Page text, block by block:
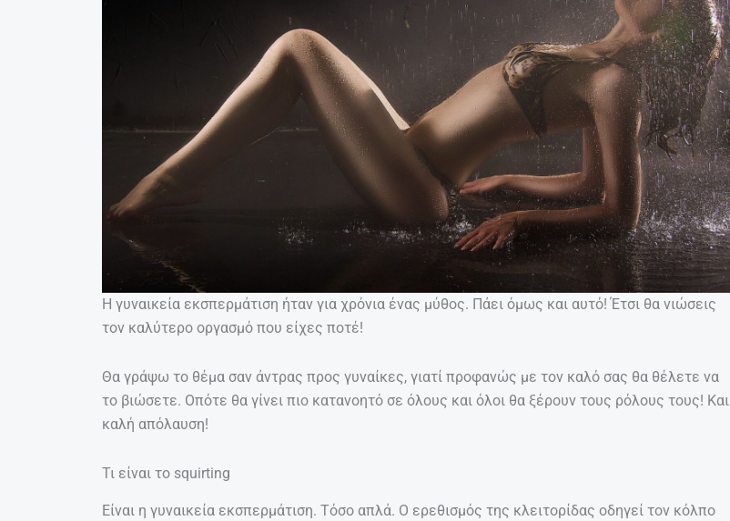
Η γυναικεία εκσπερμάτιση ήταν για χρόνια ένας μύθος. Πάει όμως και αυτό! Έτσι θα νιώσεις
τον καλύτερο οργασμό που είχες ποτέ!
Θα γράψω το θέμα σαν άντρας προς γυναίκες, γιατί προφανώς με τον καλό σας θα θέλετε να
το βιώσετε. Οπότε θα γίνει πιο κατανοητό σε όλους και όλοι θα ξέρουν τους ρόλους τους! Και
καλή απόλαυση!
Τι είναι το squirting
Είναι η γυναικεία εκσπερμάτιση. Τόσο απλά. Ο ερεθισμός της κλειτορίδας οδηγεί τον κόλπο